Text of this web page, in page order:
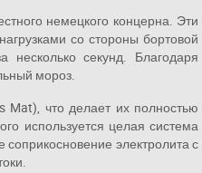
немецкого концерна. Эти
со стороны бортовой
несколько секунд. Благодаря
мороз.
Mat), что делает их полностью
используется целая система
электролита с